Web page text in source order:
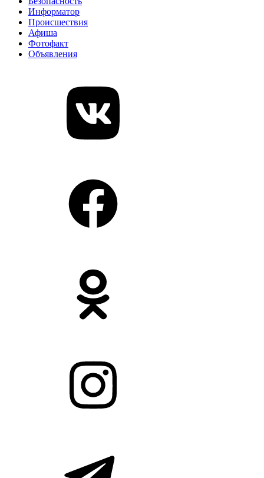
Информатор
Происшествия
Афиша
Фотофакт
Объявления